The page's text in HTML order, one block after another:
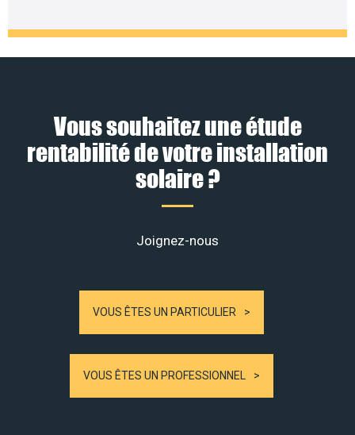
Vous souhaitez une étude
rentabilité de votre installation
solaire ?
Joignez-nous
VOUS ÊTES UN PARTICULIER
VOUS ÊTES UN PROFESSIONNEL